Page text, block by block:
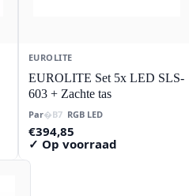
EUROLITE
EUROLITE Set 5x LED SLS-
603 + Zachte tas
Par RGB LED
€394,85
✓ Op voorraad